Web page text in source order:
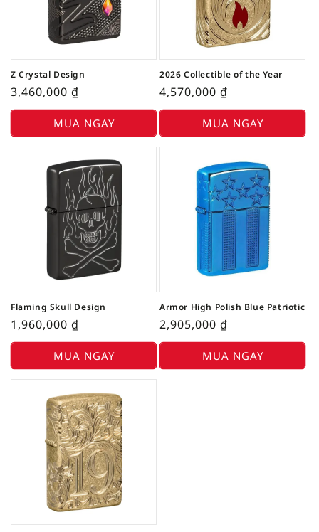
Z Crystal Design
3,460,000 ₫
MUA NGAY
2026 Collectible of the Year
4,570,000 ₫
MUA NGAY
Flaming Skull Design
1,960,000 ₫
MUA NGAY
Armor High Polish Blue Patriotic
2,905,000 ₫
MUA NGAY